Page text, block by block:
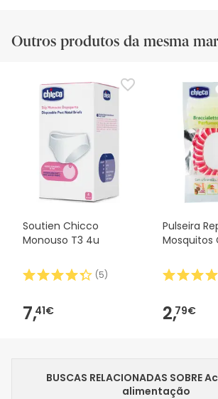
Outros produtos da mesma
Soutien Chicco
Monouso T3 4u
(5)
7,41€
Pulseira
Mosquitos
2,79€
BUSCAS RELACIONADAS SOBRE
alimentação